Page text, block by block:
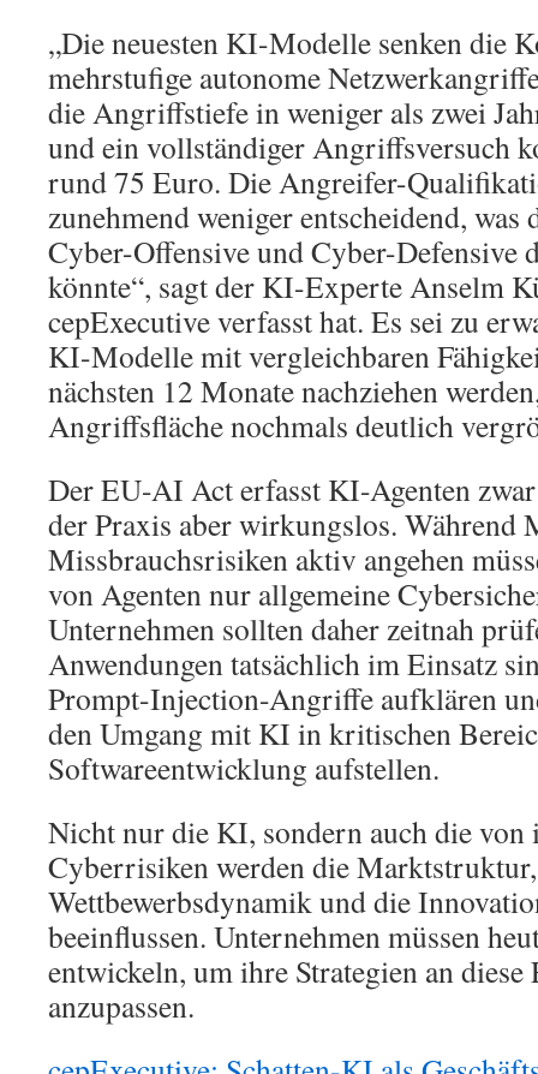
„Die neuesten KI-Modelle senken die
mehrstufige autonome
die Angriffstiefe in weniger als zwei
und ein vollständiger Angriffsversuch
rund 75 Euro. Die Angreifer-
zunehmend weniger entscheidend, was
Cyber-Offensive und Cyber-Defensive
könnte“, sagt der KI-Experte Anselm
cepExecutive verfasst hat. Es sei zu
KI-Modelle mit vergleichbaren
nächsten 12 Monate nachziehen
Angriffsfläche nochmals deutlich
Der EU-AI Act erfasst KI-Agenten
der Praxis aber wirkungslos. Während
Missbrauchsrisiken aktiv angehen
von Agenten nur allgemeine
Unternehmen sollten daher zeitnah
Anwendungen tatsächlich im Einsatz
Prompt-Injection-Angriffe aufklären
den Umgang mit KI in kritischen
Softwareentwicklung aufstellen.
Nicht nur die KI, sondern auch die von
Cyberrisiken werden die
Wettbewerbsdynamik und die
beeinflussen. Unternehmen müssen
entwickeln, um ihre Strategien an
anzupassen.